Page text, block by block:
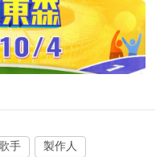
手 製作人